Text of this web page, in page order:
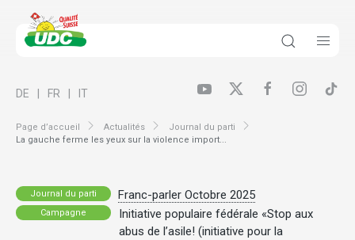
Page d’accueil Actualités
Journal du parti
La gauche ferme les yeux sur la violence import...
DE FR IT
Journal du parti Franc-parler Octobre 2025
Campagne
Initiative populaire fédérale «Stop aux
abus de l’asile! (initiative pour la